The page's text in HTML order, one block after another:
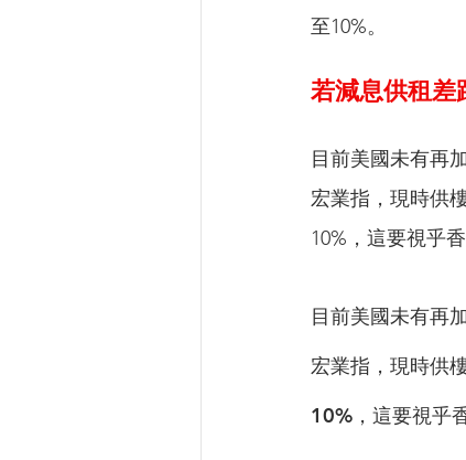
至10%。
若減息供租差
目前美國未有再
宏業指，現時供
10%，這要視乎
目前美國未有再
宏業指，現時供
10%，這要視乎